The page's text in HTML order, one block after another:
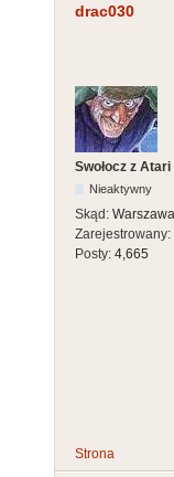
drac030
Swołocz z
Nieaktywny
Skąd: Warszawa
Zarejestrowany:
Posty: 4,665
Strona